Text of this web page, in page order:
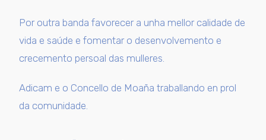
Por outra banda favorecer a unha mellor calidade de
vida e saúde e fomentar o desenvolvemento e
crecemento persoal das mulleres.
Adicam e o Concello de Moaña traballando en prol
da comunidade.